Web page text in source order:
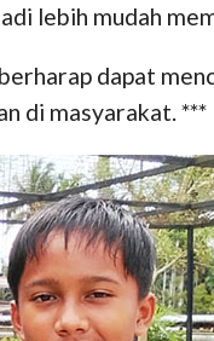
lebih mudah
dapat
di masyarakat. ***